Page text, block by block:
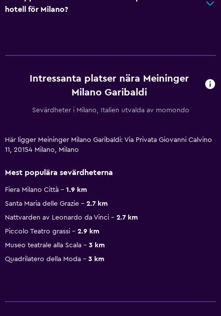
hotell för Milano?
Intressanta platser nära Meininger
Milano Garibaldi
Sevärdheter i Milano, Italien utvalda av momondo
Här ligger Meininger Milano Garibaldi: Via Privata Giovanni Calvino
11, 20154 Milano, Milano
Mest populära sevärdheterna
Fiera Milano Città
1.9 km
Santa Maria delle Grazie
2.7 km
Nattvarden av Leonardo da Vinci
2.7 km
Piccolo Teatro grassi
2.9 km
Museo teatrale alla Scala
3 km
Quadrilatero della Moda
3 km